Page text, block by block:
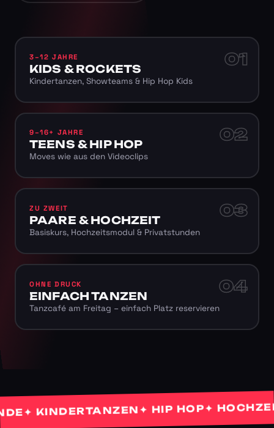
01
3–12 JAHRE
KIDS & ROCKETS
Kindertanzen, Showteams & Hip Hop Kids
02
9–16+ JAHRE
TEENS & HIP HOP
Moves wie aus den Videoclips
03
ZU ZWEIT
PAARE & HOCHZEIT
Basiskurs, Hochzeitsmodul & Privatstunden
04
OHNE DRUCK
EINFACH TANZEN
Tanzcafé am Freitag – einfach Platz reservieren
KINDERTANZEN✦ HIP HOP✦